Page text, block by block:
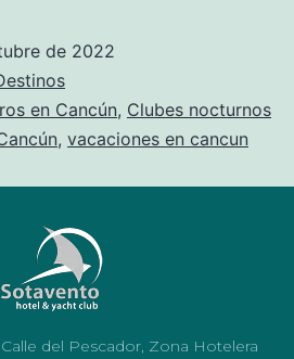
de 2022
en Cancún, Clubes nocturnos
, vacaciones en cancun
del Pescador, Zona Hotelera